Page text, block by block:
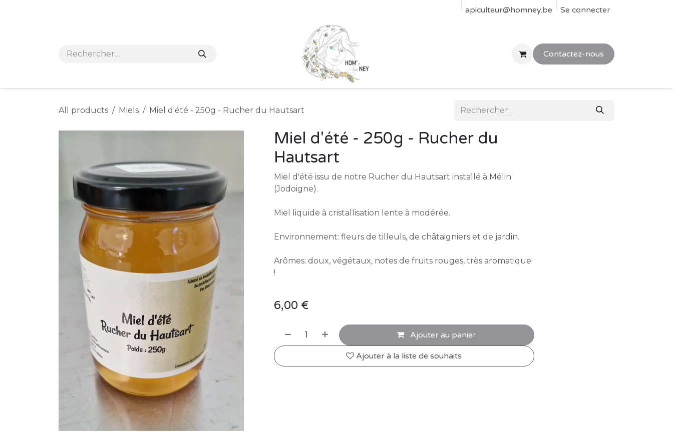
Parrainer ou accueillir une ruche chez vous
apiculteur@homney.be Se connecter
Contactez-nous
All products Miels Miel d'été - 250g - Rucher du Hautsart
Miel d'été - 250g - Rucher du
Hautsart
Miel d'été issu de notre Rucher du Hautsart installé à Mélin
(Jodoigne).
Miel liquide à cristallisation lente à modérée.
Environnement: fleurs de tilleuls, de châtaigniers et de jardin.
Arômes: doux, végétaux, notes de fruits rouges, très aromatique
!
6,00 €
Ajouter au panier
Ajouter à la liste de souhaits